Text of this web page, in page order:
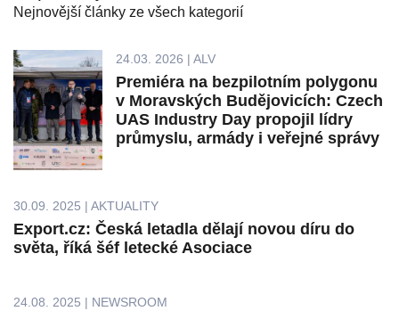
Nejnovější články ze všech kategorií
24.03. 2026 | ALV
Premiéra na bezpilotním polygonu
v Moravských Budějovicích: Czech
UAS Industry Day propojil lídry
průmyslu, armády i veřejné správy
30.09. 2025 | AKTUALITY
Export.cz: Česká letadla dělají novou díru do
světa, říká šéf letecké Asociace
24.08. 2025 | NEWSROOM